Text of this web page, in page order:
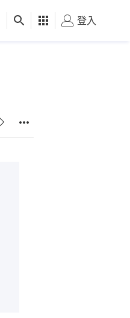
健康 好食玩飛
登入